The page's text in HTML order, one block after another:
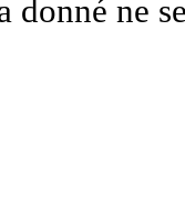
donné ne